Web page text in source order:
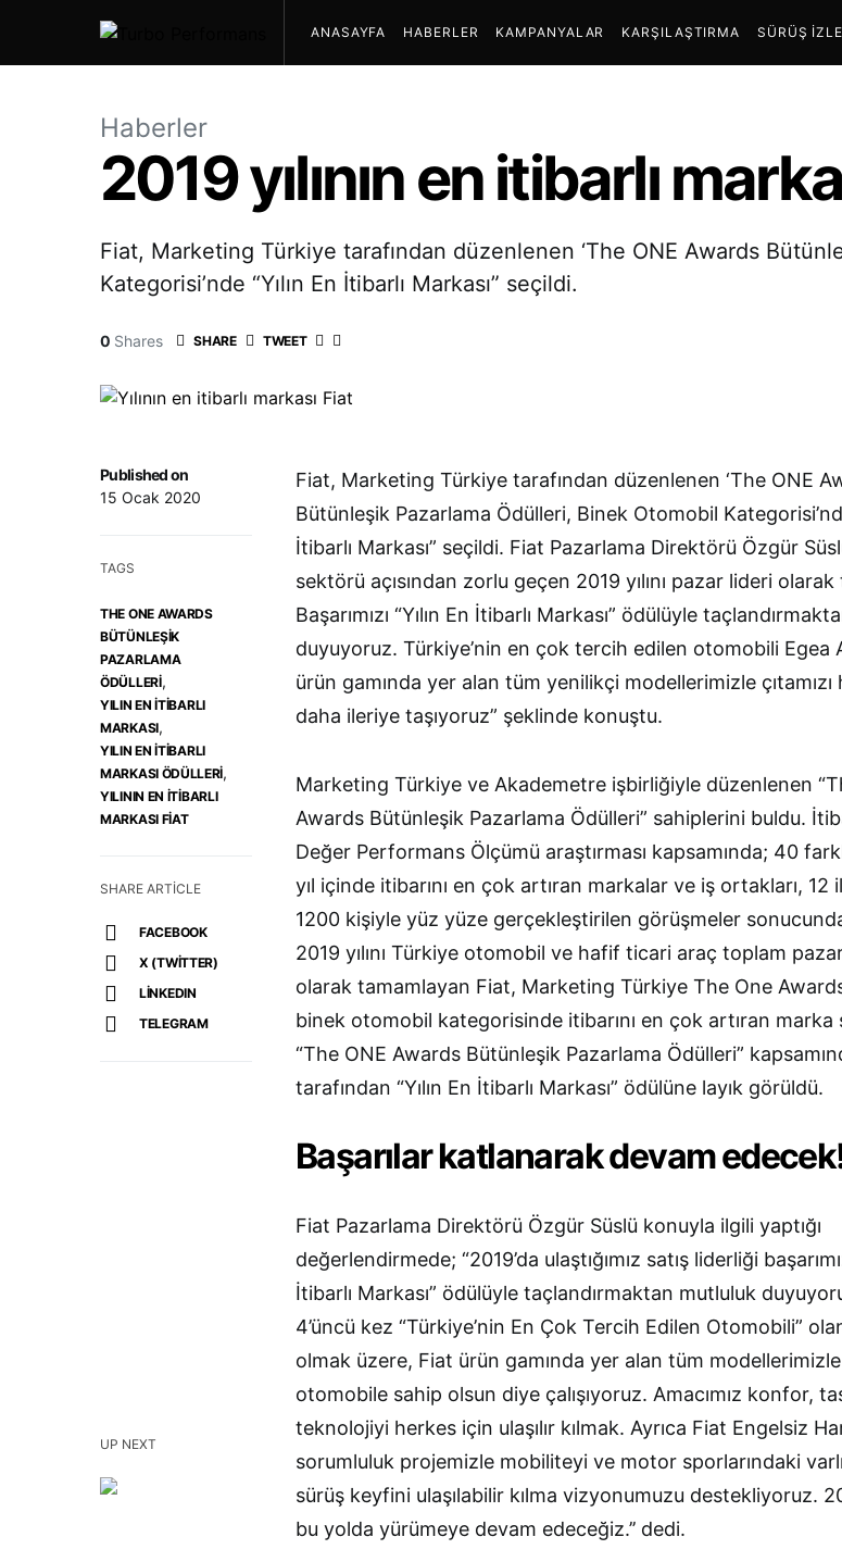
ANASAYFA HABERLER KAMPANYALAR KARŞILAŞTIRMA SÜRÜŞ
Haberler
2019 yılının en itibarlı
Fiat, Marketing Türkiye tarafından düzenlenen ‘The ONE Awards
Kategorisi’nde “Yılın En İtibarlı Markası” seçildi.
0 Shares SHARE TWEET
UP NEXT
Published on
15 Ocak 2020
TAGS
THE ONE AWARDS
BÜTÜNLEŞIK
PAZARLAMA
ÖDÜLLERI,
YILIN EN İTIBARLI
MARKASI,
YILIN EN İTIBARLI
MARKASI ÖDÜLLERI,
YILININ EN ITIBARLI
MARKASI FIAT
SHARE ARTICLE
FACEBOOK
X (TWITTER)
LINKEDIN
TELEGRAM
Fiat, Marketing Türkiye tarafından düzenlenen ‘The ONE
Bütünleşik Pazarlama Ödülleri, Binek Otomobil
İtibarlı Markası” seçildi. Fiat Pazarlama Direktörü Özgür
sektörü açısından zorlu geçen 2019 yılını pazar lideri olarak
Başarımızı “Yılın En İtibarlı Markası” ödülüyle
duyuyoruz. Türkiye’nin en çok tercih edilen otomobili Egea
ürün gamında yer alan tüm yenilikçi modellerimizle çıtamızı
daha ileriye taşıyoruz” şeklinde konuştu.
Marketing Türkiye ve Akademetre işbirliğiyle düzenlenen
Awards Bütünleşik Pazarlama Ödülleri” sahiplerini buldu.
Değer Performans Ölçümü araştırması kapsamında; 40
yıl içinde itibarını en çok artıran markalar ve iş ortakları, 12
1200 kişiyle yüz yüze gerçekleştirilen görüşmeler
2019 yılını Türkiye otomobil ve hafif ticari araç toplam
olarak tamamlayan Fiat, Marketing Türkiye The One
binek otomobil kategorisinde itibarını en çok artıran marka
“The ONE Awards Bütünleşik Pazarlama Ödülleri”
tarafından “Yılın En İtibarlı Markası” ödülüne layık görüldü.
Başarılar katlanarak devam
Fiat Pazarlama Direktörü Özgür Süslü konuyla ilgili yaptığı
değerlendirmede; “2019’da ulaştığımız satış liderliği
İtibarlı Markası” ödülüyle taçlandırmaktan mutluluk
4’üncü kez “Türkiye’nin En Çok Tercih Edilen Otomobili”
olmak üzere, Fiat ürün gamında yer alan tüm
otomobile sahip olsun diye çalışıyoruz. Amacımız konfor,
teknolojiyi herkes için ulaşılır kılmak. Ayrıca Fiat Engelsiz
sorumluluk projemizle mobiliteyi ve motor sporlarındaki
sürüş keyfini ulaşılabilir kılma vizyonumuzu destekliyoruz.
bu yolda yürümeye devam edeceğiz.’’ dedi.